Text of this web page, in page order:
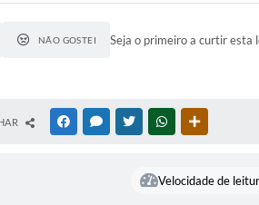
NÃO GOSTEI Seja o primeiro a curtir esta
FACEBOOKMESSENGER
TWITTERWHATSAPP
Velocidade de